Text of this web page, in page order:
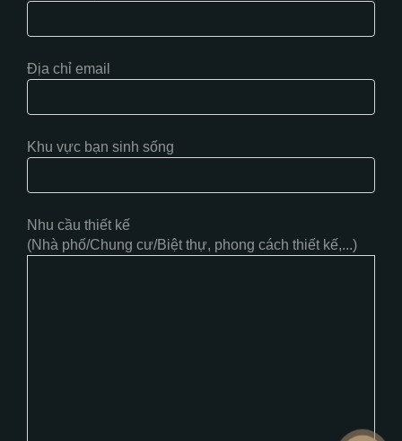
Địa chỉ email
Khu vực bạn sinh sống
Nhu cầu thiết kế
(Nhà phố/Chung cư/Biệt thự, phong cách thiết kế,...)